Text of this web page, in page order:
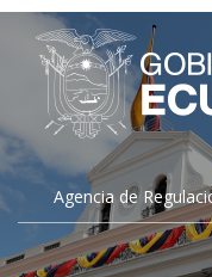
Agencia de